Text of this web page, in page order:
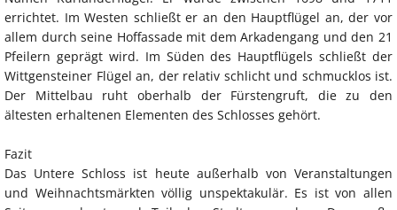
errichtet. Im Westen schließt er an den Hauptflügel an, der vor
allem durch seine Hoffassade mit dem Arkadengang und den 21
Pfeilern geprägt wird. Im Süden des Hauptflügels schließt der
Wittgensteiner Flügel an, der relativ schlicht und schmucklos ist.
Der Mittelbau ruht oberhalb der Fürstengruft, die zu den
ältesten erhaltenen Elementen des Schlosses gehört.
Fazit
Das Untere Schloss ist heute außerhalb von Veranstaltungen
und Weihnachtsmärkten völlig unspektakulär. Es ist von allen